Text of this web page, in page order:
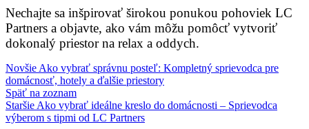
Nechajte sa inšpirovať širokou ponukou pohoviek LC
Partners a objavte, ako vám môžu pomôcť vytvoriť
dokonalý priestor na relax a oddych.
Novšie Ako vybrať správnu posteľ: Kompletný sprievodca pre
domácnosť, hotely a ďalšie priestory
Späť na zoznam
Staršie Ako vybrať ideálne kreslo do domácnosti – Sprievodca
výberom s tipmi od LC Partners